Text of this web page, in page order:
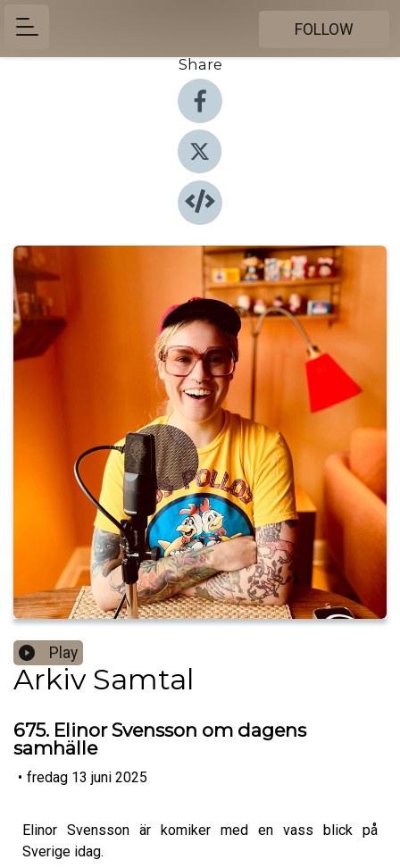
FOLLOW
Share
Play
Arkiv Samtal
675. Elinor Svensson om dagens
samhälle
• fredag 13 juni 2025
Elinor Svensson är komiker med en vass blick på
Sverige idag.